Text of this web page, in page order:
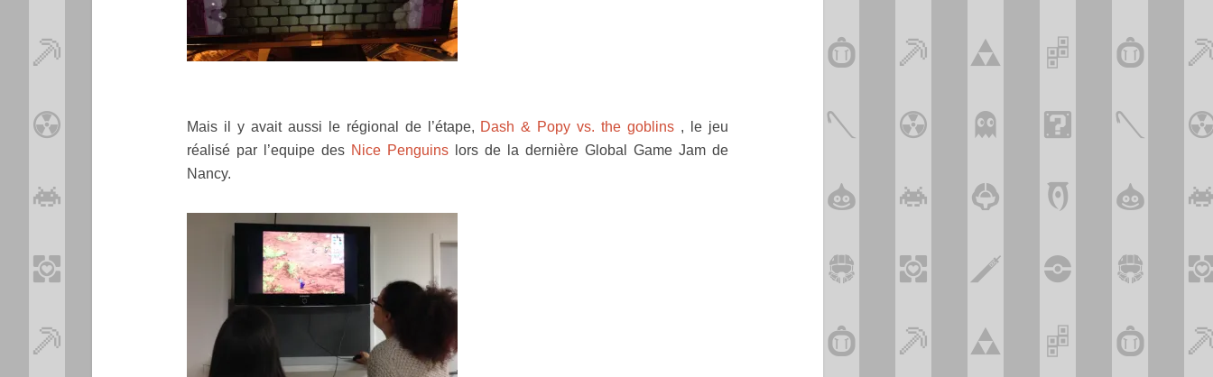
Mais il y avait aussi le régional de l’étape, Dash & Popy vs. the goblins , le jeu
réalisé par l’equipe des Nice Penguins lors de la dernière Global Game Jam de
Nancy.